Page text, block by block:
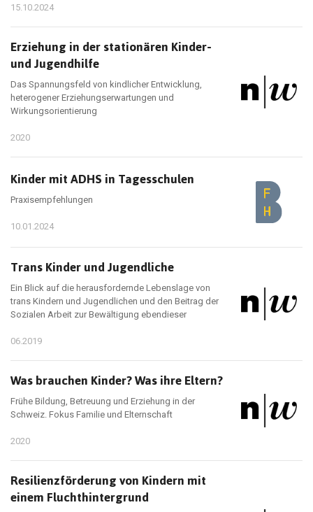
15.10.2024
Erziehung in der stationären Kinder-
und Jugendhilfe
Das Spannungsfeld von kindlicher Entwicklung,
heterogener Erziehungserwartungen und
Wirkungsorientierung
2020
Kinder mit ADHS in Tagesschulen
Praxisempfehlungen
10.01.2024
Trans Kinder und Jugendliche
Ein Blick auf die herausfordernde Lebenslage von
trans Kindern und Jugendlichen und den Beitrag der
Sozialen Arbeit zur Bewältigung ebendieser
06.2019
Was brauchen Kinder? Was ihre Eltern?
Frühe Bildung, Betreuung und Erziehung in der
Schweiz. Fokus Familie und Elternschaft
2020
Resilienzförderung von Kindern mit
einem Fluchthintergrund